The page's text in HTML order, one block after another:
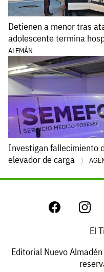
Detienen a menor tras
adolescente termina
ALEMÁN
Investigan fallecimiento
elevador de carga
El
Editorial Nuevo Almadén